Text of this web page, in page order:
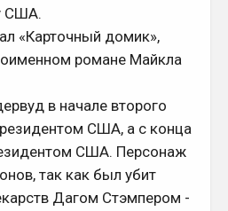
США.
«Карточный домик»,
романе Майкла
в начале второго
США, а с конца
США. Персонаж
так как был убит
Дагом Стэмпером -